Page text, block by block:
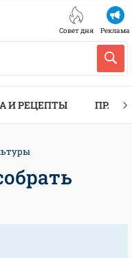
Совет дня Реклама
И РЕЦЕПТЫ